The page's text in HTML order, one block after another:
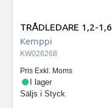
TRÅDLEDARE 1,2-
Kemppi
KW026268
Pris Exkl. Moms
I lager
Säljs i Styck